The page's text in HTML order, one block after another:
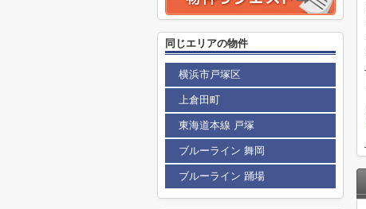
同じエリアの物件
横浜市戸塚区
上倉田町
東海道本線 戸塚
ブルーライン 舞岡
ブルーライン 踊場